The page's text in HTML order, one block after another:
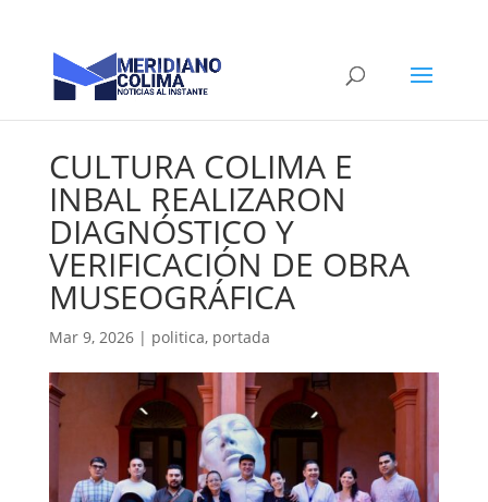
CULTURA COLIMA E
INBAL REALIZARON
DIAGNÓSTICO Y
VERIFICACIÓN DE OBRA
MUSEOGRÁFICA
Mar 9, 2026| politica, portada